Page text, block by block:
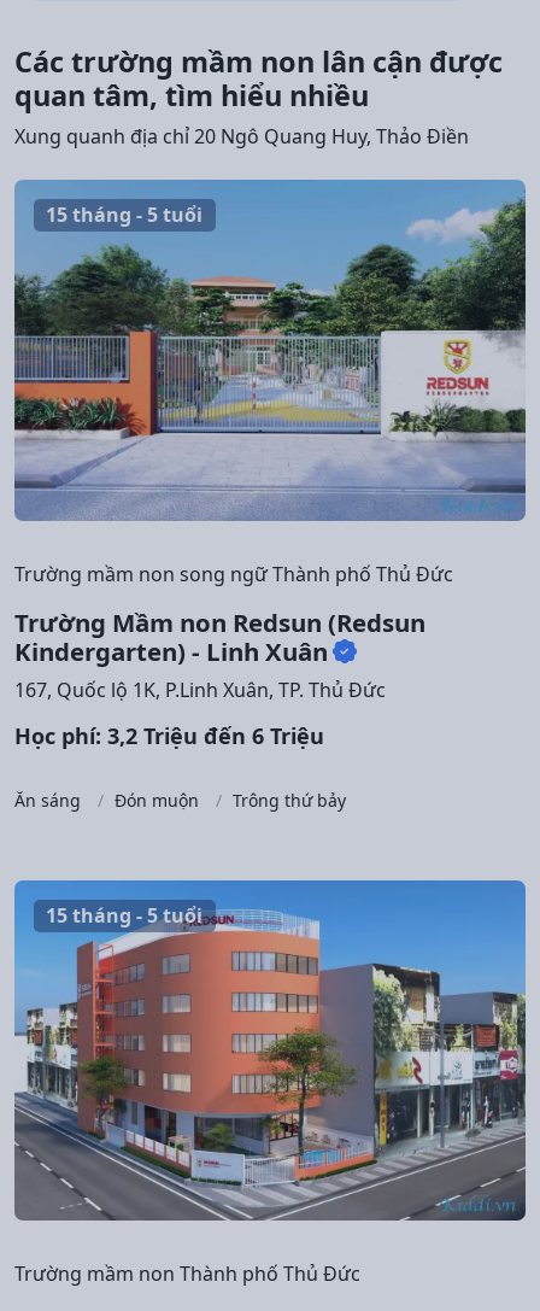
Các trường mầm non lân cận được
quan tâm, tìm hiểu nhiều
Xung quanh địa chỉ 20 Ngô Quang Huy, Thảo Điền
15 tháng - 5 tuổi
Trường mầm non song ngữ Thành phố Thủ Đức
Trường Mầm non Redsun (Redsun
Kindergarten) - Linh Xuân
167, Quốc lộ 1K, P.Linh Xuân, TP. Thủ Đức
Học phí: 3,2 Triệu đến 6 Triệu
Ăn sáng Đón muộn Trông thứ bảy
15 tháng - 5 tuổi
Trường mầm non Thành phố Thủ Đức